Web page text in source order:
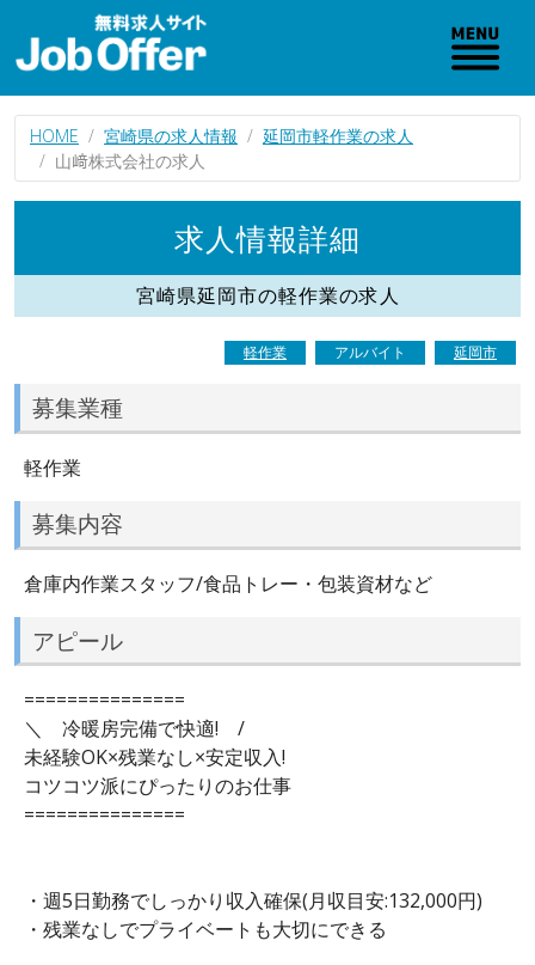
HOME 宮崎県の求人情報
延岡市軽作業の求人
山﨑株式会社の求人
求人情報詳細
宮崎県延岡市の軽作業の求人
軽作業 アルバイト 延岡市
募集業種
軽作業
募集内容
倉庫内作業スタッフ/食品トレー・包装資材など
アピール
===============
＼ 冷暖房完備で快適! /
未経験OK×残業なし×安定収入!
コツコツ派にぴったりのお仕事
===============
・週5日勤務でしっかり収入確保(月収目安:132,000円)
・残業なしでプライベートも大切にできる